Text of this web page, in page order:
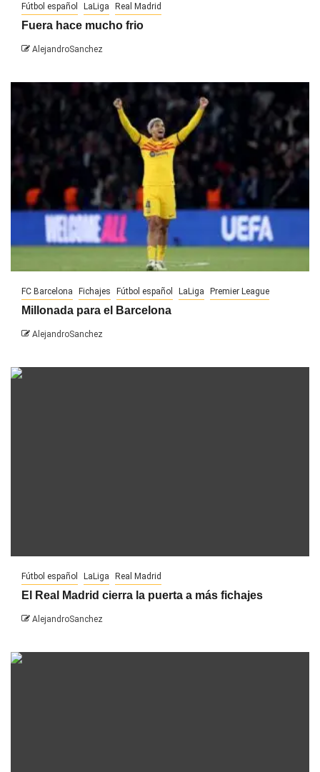
Fútbol español LaLiga Real Madrid
Fuera hace mucho frio
AlejandroSanchez
FC Barcelona Fichajes Fútbol español LaLiga Premier League
Millonada para el Barcelona
AlejandroSanchez
Fútbol español LaLiga Real Madrid
El Real Madrid cierra la puerta a más fichajes
AlejandroSanchez